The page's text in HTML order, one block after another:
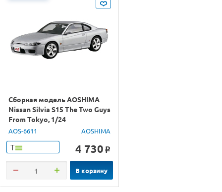
Сборная модель AOSHIMA
Nissan Silvia S15 The Two Guys
From Tokyo, 1/24
AOS-6611 AOSHIMA
Т 4 730 o
В корзину